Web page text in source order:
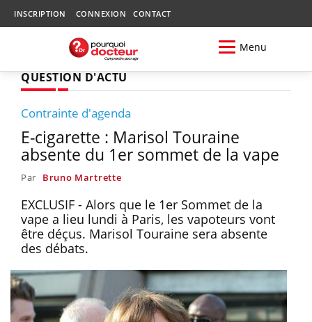
INSCRIPTION CONNEXION CONTACT
Menu
QUESTION D'ACTU
Contrainte d'agenda
E-cigarette : Marisol Touraine
absente du 1er sommet de la vape
Par Bruno Martrette
EXCLUSIF - Alors que le 1er Sommet de la
vape a lieu lundi à Paris, les vapoteurs vont
être déçus. Marisol Touraine sera absente
des débats.